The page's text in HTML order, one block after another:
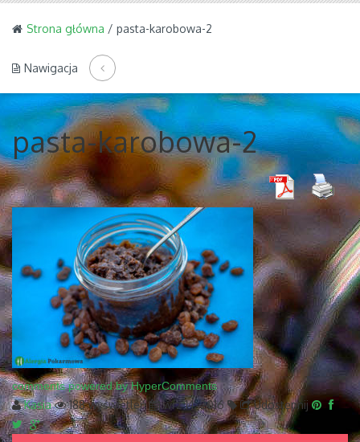
Strona główna / pasta-karobowa-2
Nawigacja
pasta-karobowa-2
comments powered by HyperComments
Kasia 188 wyświetleń wrz 14, 2016 Udostępnij